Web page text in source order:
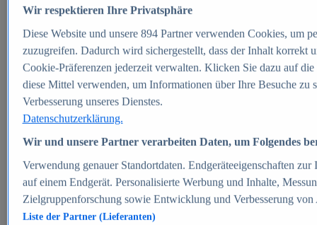
Zum Report
E-commerce
Beliebte Statistiken
Aktuelle Statistiken
E-Commerce - Entwicklung des Umsatzes in
Deutschland 1999-2025
Umsatz von Amazon in Deutschland und weltweit
2010-2025
B2C-E-Commerce: Top-50 Online Shops in
Deutschland 2024
Marktanteile von Online-Zahlungsverfahren in
Deutschland 2024
Umsatzstarke Warengruppen im Online-Handel in
Deutschland 2023-2025
Wir respektieren Ihre Privatsphäre
Diese Website und unsere 894Partner verwenden Cookies, um
zuzugreifen. Dadurch wird sichergestellt, dass der Inhalt korrekt
Cookie-Präferenzen jederzeit verwalten. Klicken Sie dazu auf
diese Mittel verwenden, um Informationen über Ihre Besuche
Verbesserung unseres Dienstes.
Datenschutzerklärung.
Wir und unsere Partner verarbeiten Daten, um Folgendes
Verwendung genauer Standortdaten. Endgeräteeigenschaften
auf einem Endgerät. Personalisierte Werbung und Inhalte,
Zielgruppenforschung sowie Entwicklung und Verbesserung von
Liste der Partner (Lieferanten)